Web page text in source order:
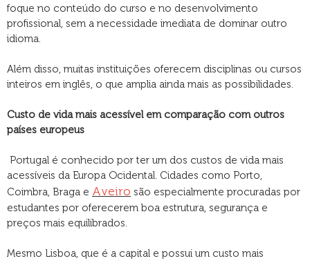
foque no conteúdo do curso e no desenvolvimento
profissional, sem a necessidade imediata de dominar outro
idioma.
Além disso, muitas instituições oferecem disciplinas ou cursos
inteiros em inglês, o que amplia ainda mais as possibilidades.
Custo de vida mais acessível em comparação com outros
países europeus
Portugal é conhecido por ter um dos custos de vida mais
acessíveis da Europa Ocidental. Cidades como Porto,
Coimbra, Braga e Aveiro são especialmente procuradas por
estudantes por oferecerem boa estrutura, segurança e
preços mais equilibrados.
Mesmo Lisboa, que é a capital e possui um custo mais